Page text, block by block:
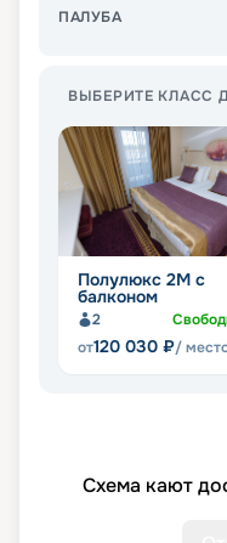
ПАЛУБА
ВЫБЕРИТЕ КЛАСС
Полулюкс 2М с
балконом
2
от120 030 ₽/
Схема кают